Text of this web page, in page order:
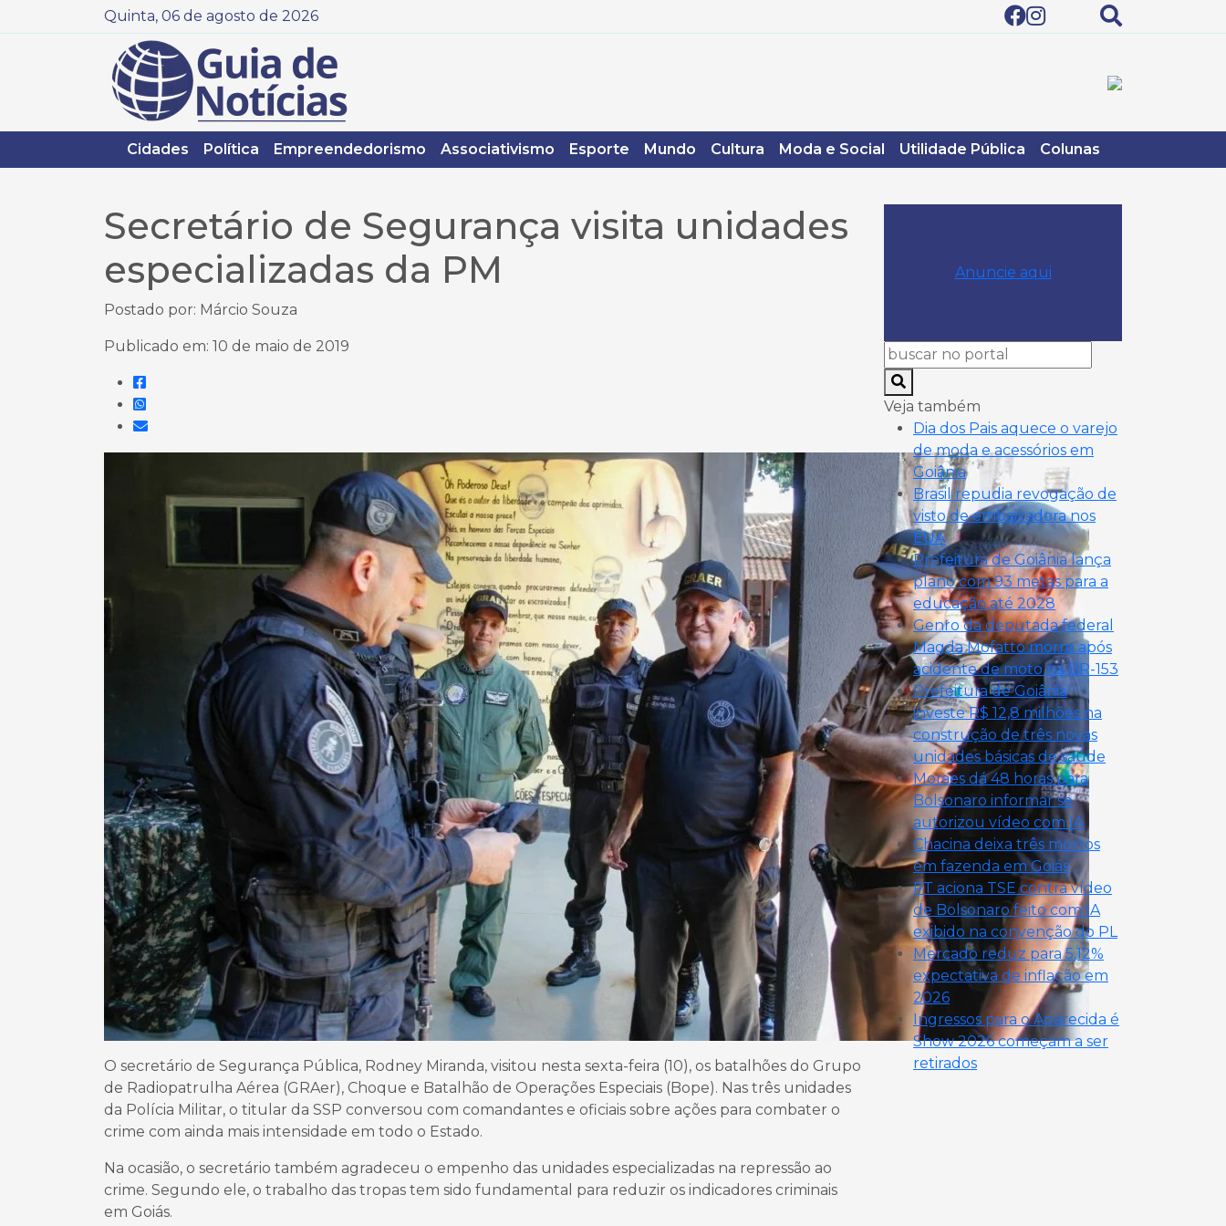
Quinta, 06 de agosto de 2026
Cidades Política Empreendedorismo Associativismo Esporte Mundo Cultura Moda e Social Utilidade Pública Colunas
Secretário de Segurança visita unidades
especializadas da PM
Postado por: Márcio Souza
Publicado em: 10 de maio de 2019
O secretário de Segurança Pública, Rodney Miranda, visitou nesta sexta-feira (10), os batalhões do Grupo
de Radiopatrulha Aérea (GRAer), Choque e Batalhão de Operações Especiais (Bope). Nas três unidades
da Polícia Militar, o titular da SSP conversou com comandantes e oficiais sobre ações para combater o
crime com ainda mais intensidade em todo o Estado.
Na ocasião, o secretário também agradeceu o empenho das unidades especializadas na repressão ao
crime. Segundo ele, o trabalho das tropas tem sido fundamental para reduzir os indicadores criminais
em Goiás.
Anuncie aqui
Veja também
Dia dos Pais aquece o varejo
de moda e acessórios em
Goiânia
Brasil repudia revogação de
visto de embaixadora nos
EUA
Prefeitura de Goiânia lança
plano com 93 metas para a
educação até 2028
Genro da deputada federal
Magda Mofatto morre após
acidente de moto na BR-153
Prefeitura de Goiânia
investe R$ 12,8 milhões na
construção de três novas
unidades básicas de saúde
Moraes dá 48 horas para
Bolsonaro informar se
autorizou vídeo com IA
Chacina deixa três mortos
em fazenda em Goiás
PT aciona TSE contra vídeo
de Bolsonaro feito com IA
exibido na convenção do PL
Mercado reduz para 5,12%
expectativa de inflação em
2026
Ingressos para o Aparecida é
Show 2026 começam a ser
retirados